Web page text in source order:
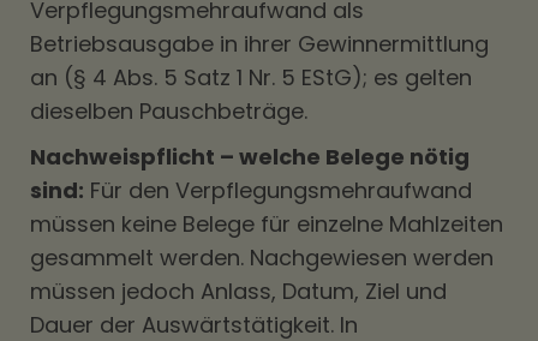
Verpflegungsmehraufwand als
Betriebsausgabe in ihrer Gewinnermittlung
an (§ 4 Abs. 5 Satz 1 Nr. 5 EStG); es gelten
dieselben Pauschbeträge.
Nachweispflicht – welche Belege nötig
sind: Für den Verpflegungsmehraufwand
müssen keine Belege für einzelne Mahlzeiten
gesammelt werden. Nachgewiesen werden
müssen jedoch Anlass, Datum, Ziel und
Dauer der Auswärtstätigkeit. In